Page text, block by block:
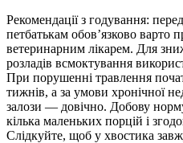
Рекомендації з годування:
петбатькам обов’язково варто
ветеринарним лікарем. Для
розладів всмоктування
При порушенні травлення
тижнів, а за умови хронічної
залози — довічно. Добову
кілька маленьких порцій і
Слідкуйте, щоб у хвостика